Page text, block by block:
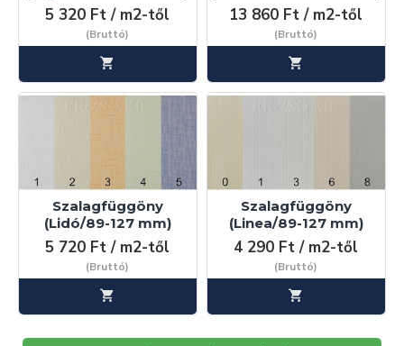
5 320 Ft / m2-től
(Bruttó)
13 860 Ft / m2-től
(Bruttó)
Szalagfüggöny
(Lidó/89-127 mm)
5 720 Ft / m2-től
(Bruttó)
Szalagfüggöny
(Linea/89-127 mm)
4 290 Ft / m2-től
(Bruttó)